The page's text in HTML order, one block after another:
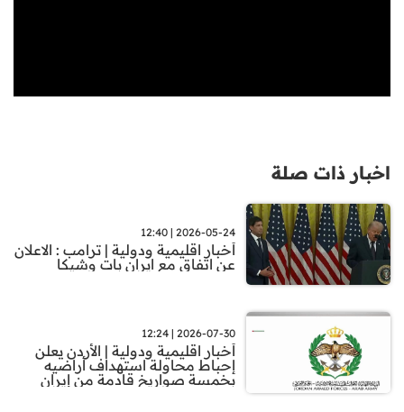
اخبار ذات صلة
2026-05-24 | 12:40
أخبار اقليمية ودولية | ترامب : الاعلان
عن اتفاق مع ايران بات وشيكا
2026-07-30 | 12:24
أخبار اقليمية ودولية | الأردن يعلن
إحباط محاولة استهداف أراضيه
بخمسة صواريخ قادمة من إيران